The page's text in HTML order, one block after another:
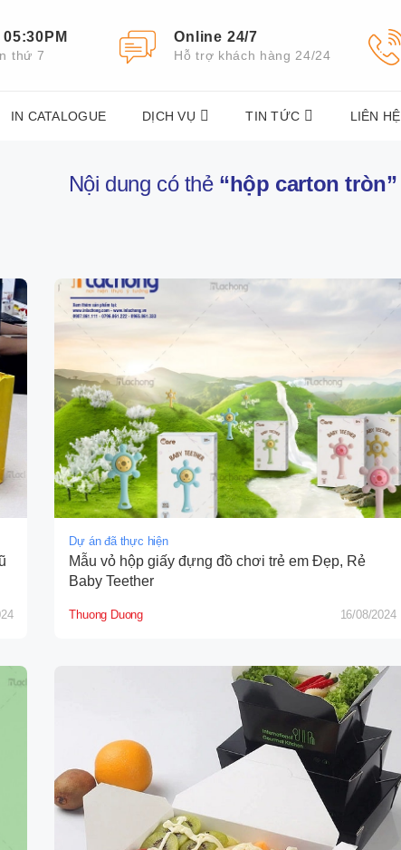
thứ 7
Online 24/7
Hỗ trợ khách hàng 24/24
IN CATALOGUE DỊCH VỤ TIN TỨC LIÊN HỆ
Nội dung có thẻ “hộp carton tròn”
Dự án đã thực hiện
Mẫu vỏ hộp giấy đựng đồ chơi trẻ em Đẹp, Rẻ
Baby Teether
Thuong Duong 16/08/2024